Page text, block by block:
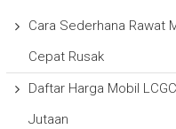
Cara Sederhana Rawat
Cepat Rusak
Daftar Harga Mobil
Jutaan